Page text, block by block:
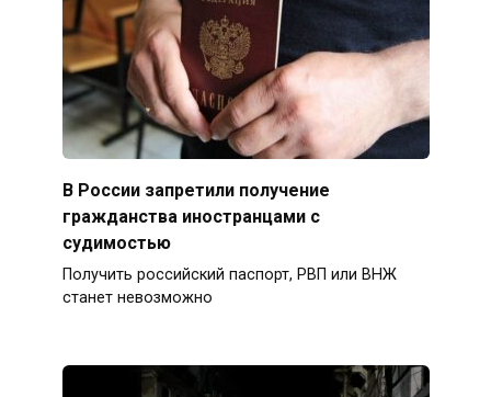
В России запретили получение
гражданства иностранцами с
судимостью
Получить российский паспорт, РВП или ВНЖ
станет невозможно